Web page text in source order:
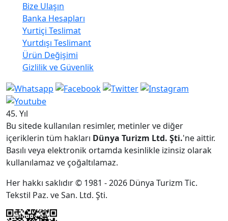
Bize Ulaşın
Banka Hesapları
Yurtiçi Teslimat
Yurtdışı Teslimant
Ürün Değişimi
Gizlilik ve Güvenlik
45. Yıl
Bu sitede kullanılan resimler, metinler ve diğer
içeriklerin tüm hakları Dünya Turizm Ltd. Şti.'ne aittir.
Basılı veya elektronik ortamda kesinlikle izinsiz olarak
kullanılamaz ve çoğaltılamaz.
Her hakkı saklıdır © 1981 - 2026 Dünya Turizm Tic.
Tekstil Paz. ve San. Ltd. Şti.